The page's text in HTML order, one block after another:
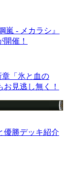
嵐 - メカラシ』
催！
章「氷と血の
見逃し無く！
優勝デッキ紹介